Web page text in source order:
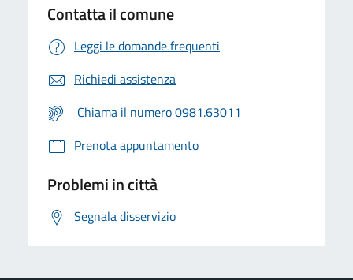
Contatta il comune
Leggi le domande frequenti
Richiedi assistenza
Chiama il numero 0981.63011
Prenota appuntamento
Problemi in città
Segnala disservizio